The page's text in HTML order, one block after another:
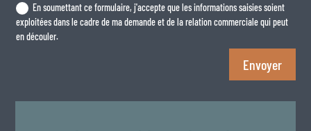
En soumettant ce formulaire, j'accepte que les informations saisies soient
exploitées dans le cadre de ma demande et de la relation commerciale qui peut
en découler.
Envoyer